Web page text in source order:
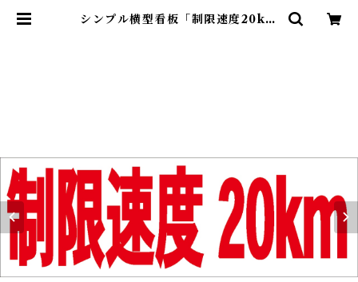
シンプル横型看板「制限速度20kｍ